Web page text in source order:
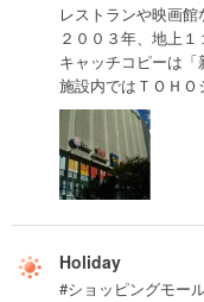
レストランや映画館
２００３年、地上１
キャッチコピーは「
施設内ではＴＯＨＯ
Holiday
#ショッピングモー